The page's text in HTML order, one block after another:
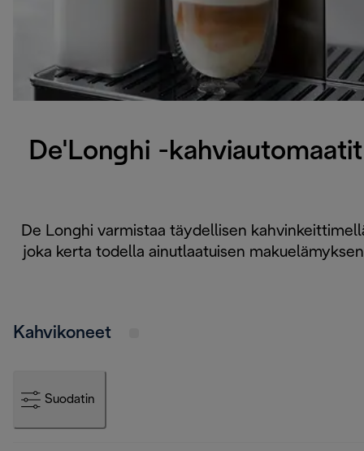
De'Longhi -kahviautomaatit
De Longhi varmistaa täydellisen
joka kerta todella ainutlaatuisen
Kahvikoneet
Suodatin